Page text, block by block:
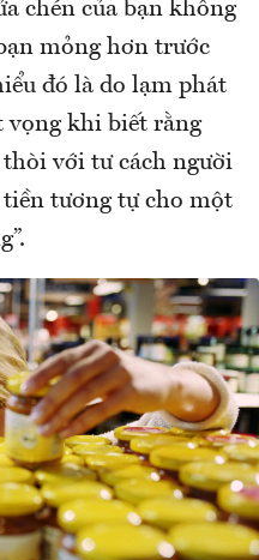
chén của bạn không
mỏng hơn trước
đó là do lạm phát
vọng khi biết rằng
với tư cách người
tương tự cho một